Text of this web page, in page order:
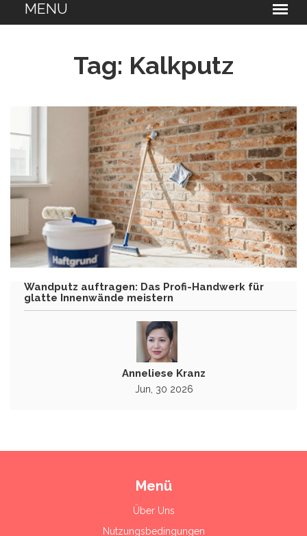
Tag: Kalkputz
Wandputz auftragen: Das Profi-Handwerk für
glatte Innenwände meistern
Anneliese Kranz
Jun, 30 2026
Menü
Über Uns
Nutzungsbedingungen